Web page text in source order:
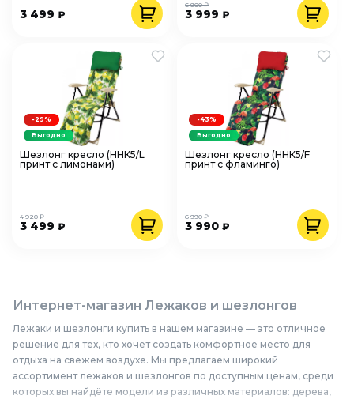
3 499 ₽ 3 999₽
6 900 ₽
Шезлонг кресло (ННК5/L
принт с лимонами)
3 499 ₽
4 920 ₽
-29%
Выгодно
Шезлонг кресло (ННК5/F
принт с фламинго)
3 990₽
6 990 ₽
-43%
Выгодно
Интернет-магазин Лежаков и шезлонгов
Лежаки и шезлонги купить в нашем магазине — это отличное
решение для тех, кто хочет создать комфортное место для
отдыха на свежем воздухе. Мы предлагаем широкий
ассортимент лежаков и шезлонгов по доступным ценам, среди
которых вы найдёте модели из различных материалов: дерева,